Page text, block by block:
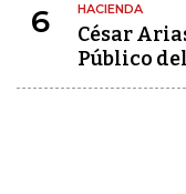
6 HACIENDA
César
Público